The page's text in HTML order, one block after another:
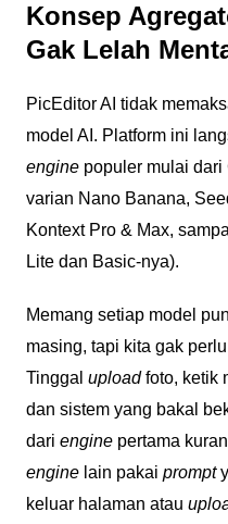
Konsep
Gak Lelah
PicEditor AI tidak
model AI. Platform ini
enginepopuler mulai dari
varian Nano Banana,
Kontext Pro & Max,
Lite dan Basic-nya).
Memang setiap model
masing, tapi kita gak
Tinggal uploadfoto, ketik
dan sistem yang bakal
dari enginepertama
enginelain pakai prompt
keluar halaman atau